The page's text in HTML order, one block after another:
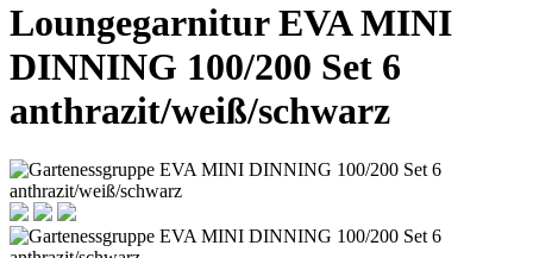
Loungegarnitur EVA MINI
DINNING 100/200 Set 6
anthrazit/weiß/schwarz